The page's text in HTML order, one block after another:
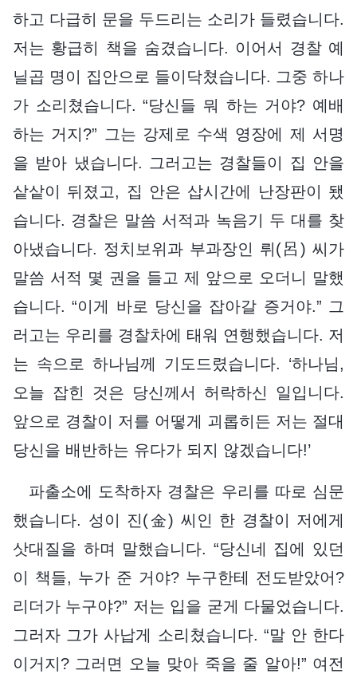
하고 다급히 문을 두드리는 소리가 들렸습니다.
저는 황급히 책을 숨겼습니다. 이어서 경찰 예
닐곱 명이 집안으로 들이닥쳤습니다. 그중 하나
가 소리쳤습니다. “당신들 뭐 하는 거야? 예배
하는 거지?” 그는 강제로 수색 영장에 제 서명
을 받아 냈습니다. 그러고는 경찰들이 집 안을
샅샅이 뒤졌고, 집 안은 삽시간에 난장판이 됐
습니다. 경찰은 말씀 서적과 녹음기 두 대를 찾
아냈습니다. 정치보위과 부과장인 뤼(呂) 씨가
말씀 서적 몇 권을 들고 제 앞으로 오더니 말했
습니다. “이게 바로 당신을 잡아갈 증거야.” 그
러고는 우리를 경찰차에 태워 연행했습니다. 저
는 속으로 하나님께 기도드렸습니다. ‘하나님,
오늘 잡힌 것은 당신께서 허락하신 일입니다.
앞으로 경찰이 저를 어떻게 괴롭히든 저는 절대
당신을 배반하는 유다가 되지 않겠습니다!’
파출소에 도착하자 경찰은 우리를 따로 심문
했습니다. 성이 진(金) 씨인 한 경찰이 저에게
삿대질을 하며 말했습니다. “당신네 집에 있던
이 책들, 누가 준 거야? 누구한테 전도받았어?
리더가 누구야?” 저는 입을 굳게 다물었습니다.
그러자 그가 사납게 소리쳤습니다. “말 안 한다
이거지? 그러면 오늘 맞아 죽을 줄 알아!” 여전